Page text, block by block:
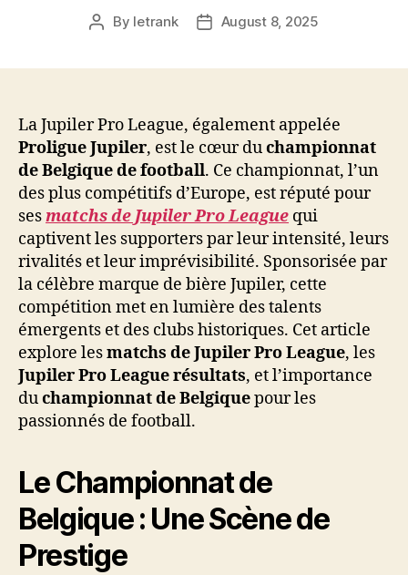
Post
By letrank
PostAugust 8, 2025
La Jupiler Pro League, également appelée
Proligue Jupiler, est le cœur duchampionnat
de Belgique de football. Ce championnat, l’un
des plus compétitifs d’Europe, est réputé pour
sesmatchs de Jupiler Pro League qui
captivent les supporters par leur intensité, leurs
rivalités et leur imprévisibilité. Sponsorisée par
la célèbre marque de bière Jupiler, cette
compétition met en lumière des talents
émergents et des clubs historiques. Cet article
explore lesmatchs de Jupiler Pro League, les
Jupiler Pro League résultats, et l’importance
duchampionnat de Belgiquepour les
passionnés de football.
Le Championnat de
Belgique : Une Scène de
Prestige